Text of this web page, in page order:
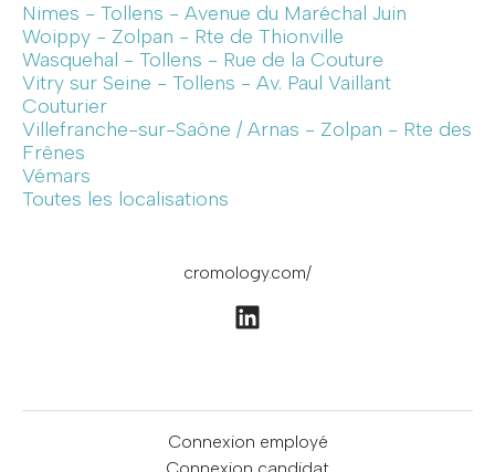
Nimes - Tollens - Avenue du Maréchal Juin
Woippy - Zolpan - Rte de Thionville
Wasquehal - Tollens - Rue de la Couture
Vitry sur Seine - Tollens - Av. Paul Vaillant
Couturier
Villefranche-sur-Saône / Arnas - Zolpan - Rte des
Frênes
Vémars
Toutes les localisations
cromology.com/
Connexion employé